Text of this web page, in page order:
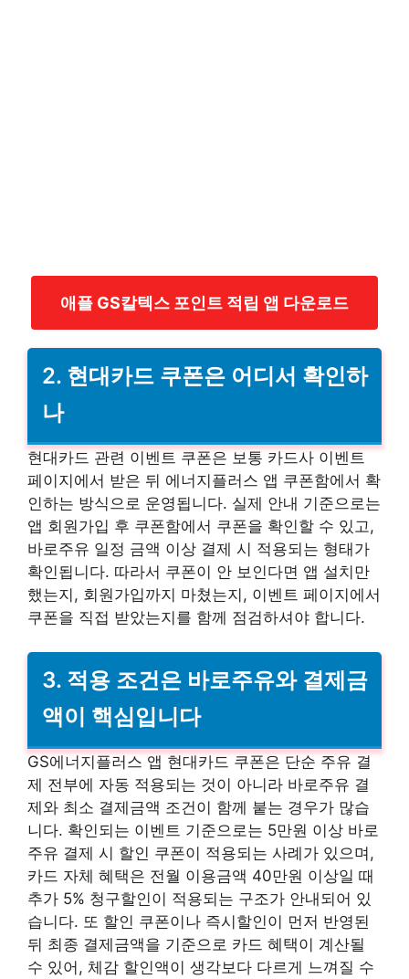
애플 GS칼텍스 포인트 적립 앱 다운로드
2. 현대카드 쿠폰은 어디서 확인하
나
현대카드 관련 이벤트 쿠폰은 보통 카드사 이벤트
페이지에서 받은 뒤 에너지플러스 앱 쿠폰함에서 확
인하는 방식으로 운영됩니다. 실제 안내 기준으로는
앱 회원가입 후 쿠폰함에서 쿠폰을 확인할 수 있고,
바로주유 일정 금액 이상 결제 시 적용되는 형태가
확인됩니다. 따라서 쿠폰이 안 보인다면 앱 설치만
했는지, 회원가입까지 마쳤는지, 이벤트 페이지에서
쿠폰을 직접 받았는지를 함께 점검하셔야 합니다.
3. 적용 조건은 바로주유와 결제금
액이 핵심입니다
GS에너지플러스 앱 현대카드 쿠폰은 단순 주유 결
제 전부에 자동 적용되는 것이 아니라 바로주유 결
제와 최소 결제금액 조건이 함께 붙는 경우가 많습
니다. 확인되는 이벤트 기준으로는 5만원 이상 바로
주유 결제 시 할인 쿠폰이 적용되는 사례가 있으며,
카드 자체 혜택은 전월 이용금액 40만원 이상일 때
추가 5% 청구할인이 적용되는 구조가 안내되어 있
습니다. 또 할인 쿠폰이나 즉시할인이 먼저 반영된
뒤 최종 결제금액을 기준으로 카드 혜택이 계산될
수 있어, 체감 할인액이 생각보다 다르게 느껴질 수